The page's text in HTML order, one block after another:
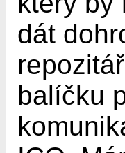
dát
balíčku